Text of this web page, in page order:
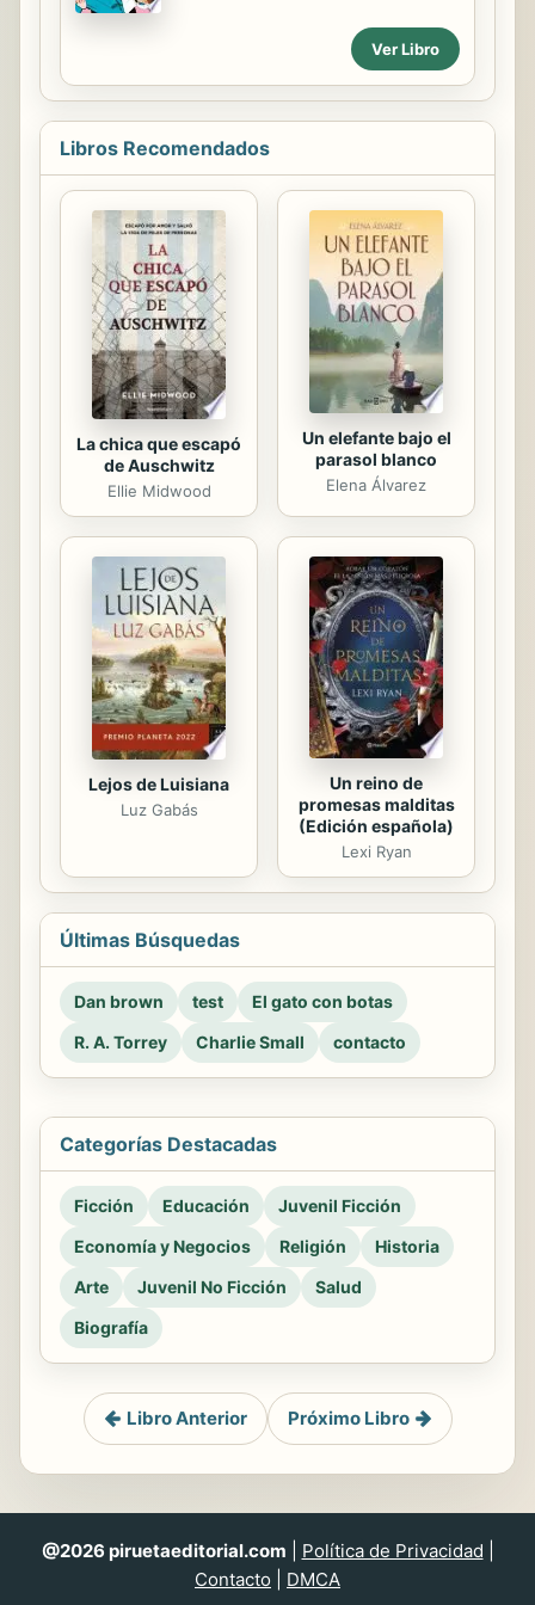
con las consecuencias de su propia
Ver Libro
Libros Recomendados
La chica que escapó
de Auschwitz
Ellie Midwood
Un elefante bajo el
parasol blanco
Elena Álvarez
Lejos de Luisiana
Luz Gabás
Un reino de
promesas malditas
(Edición española)
Lexi Ryan
Últimas Búsquedas
Dan brown test
El gato con botas
R. A. Torrey
Charlie Small contacto
Categorías Destacadas
Ficción Educación
Juvenil Ficción
Economía y Negocios
Religión
Historia
Arte
Juvenil No Ficción
Salud
Biografía
Libro Anterior Próximo Libro
@2026 piruetaeditorial.com Política de Privacidad
Contacto
DMCA